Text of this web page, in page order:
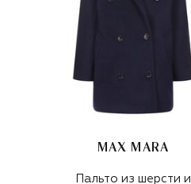
MAX MARA
Пальто из шерсти и